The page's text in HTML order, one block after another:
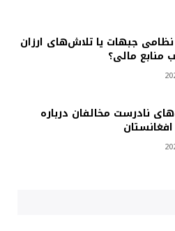
جبهات یا تلاش‌های ارزان
منابع مالی؟
نادرست مخالفان درباره